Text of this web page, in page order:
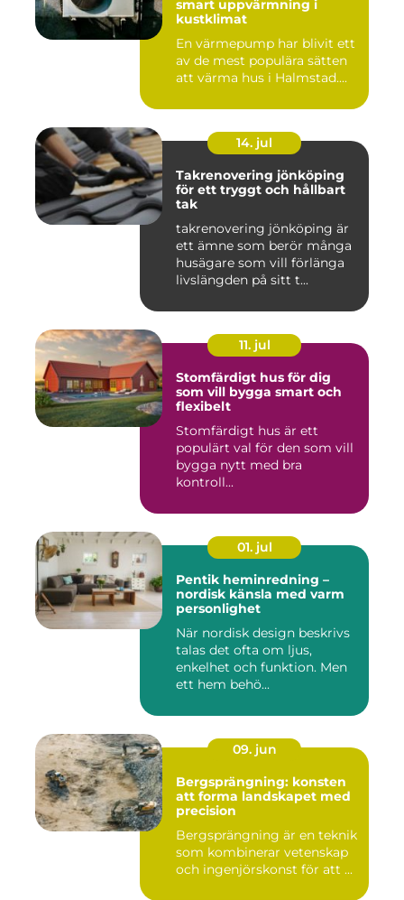
smart uppvärmning i
kustklimat
En värmepump har blivit ett
av de mest populära sätten
att värma hus i Halmstad....
14. jul
Takrenovering jönköping
för ett tryggt och hållbart
tak
takrenovering jönköping är
ett ämne som berör många
husägare som vill förlänga
livslängden på sitt t...
11. jul
Stomfärdigt hus för dig
som vill bygga smart och
flexibelt
Stomfärdigt hus är ett
populärt val för den som vill
bygga nytt med bra
kontroll...
01. jul
Pentik heminredning –
nordisk känsla med varm
personlighet
När nordisk design beskrivs
talas det ofta om ljus,
enkelhet och funktion. Men
ett hem behö...
09. jun
Bergsprängning: konsten
att forma landskapet med
precision
Bergsprängning är en teknik
som kombinerar vetenskap
och ingenjörskonst för att ...